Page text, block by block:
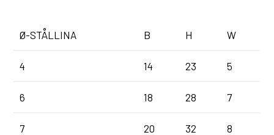
Ø-STÅLLINA B H W
4 14 23 5
6 18 28 7
7 20 32 8